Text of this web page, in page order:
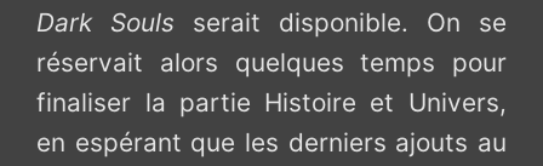
Dark Souls serait disponible. On se
réservait alors quelques temps pour
finaliser la partie Histoire et Univers,
en espérant que les derniers ajouts au